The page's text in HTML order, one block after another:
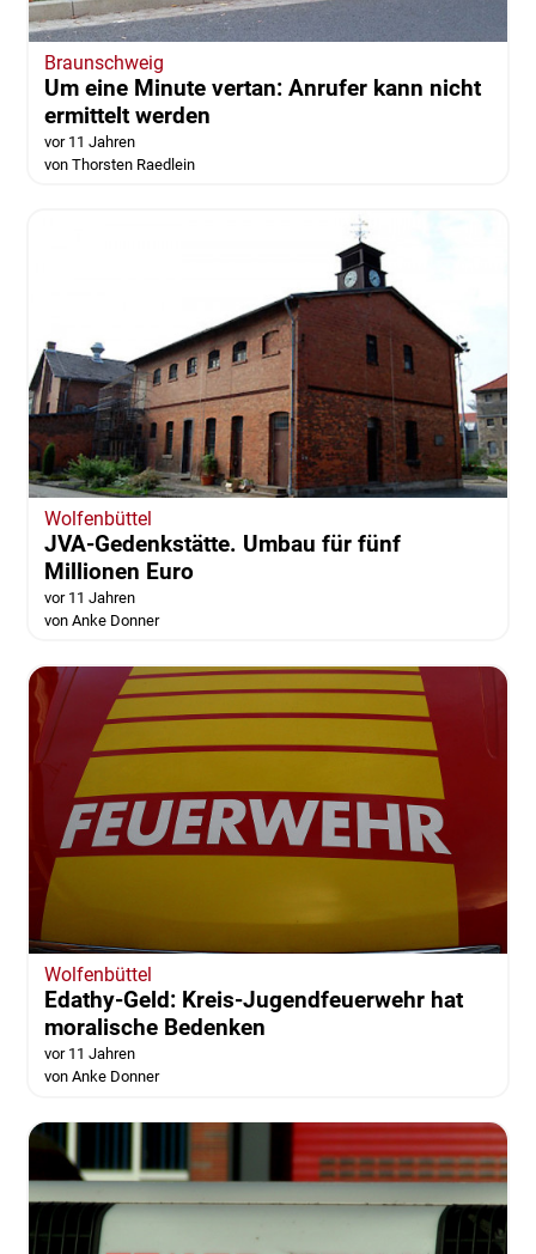
Braunschweig
Um eine Minute vertan: Anrufer kann nicht
ermittelt werden
vor 11 Jahren
von Thorsten Raedlein
Wolfenbüttel
JVA-Gedenkstätte. Umbau für fünf
Millionen Euro
vor 11 Jahren
von Anke Donner
Wolfenbüttel
Edathy-Geld: Kreis-Jugendfeuerwehr hat
moralische Bedenken
vor 11 Jahren
von Anke Donner